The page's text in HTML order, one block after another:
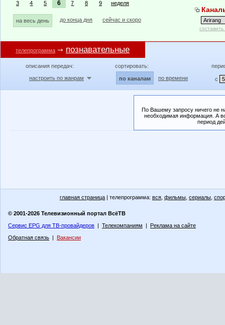
3 4 5 6 7 8 9 неделя
на весь день до конца дня сейчас и скоро
телепрограмма познавательные
описания передач:
настроить по жанрам
сортировать:
по каналам по времени с
По Вашему запросу ничего не
необходимая информация. А
период
главная страница | телепрограмма: вся фильмы сериалы
© 2001-2026 Телевизионный портал ВсёТВ
Сервис EPG для ТВ-провайдеров | Телекомпаниям | Реклама на сайте
Обратная связь | Вакансии